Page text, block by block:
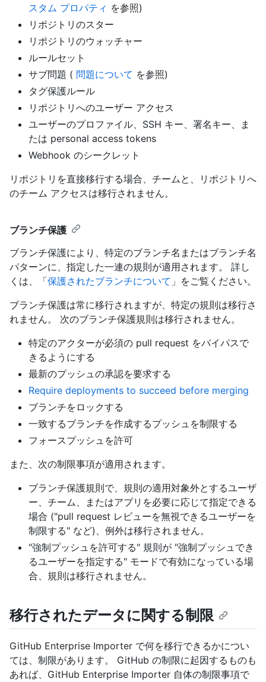
スタム プロパティ を参照)
リポジトリのスター
リポジトリのウォッチャー
ルールセット
サブ問題 ( 問題について を参照)
タグ保護ルール
リポジトリへのユーザー アクセス
ユーザーのプロファイル、SSH キー、署名キー、ま
たは personal access tokens
Webhook のシークレット
リポジトリを直接移行する場合、チームと、リポジトリへ
のチーム アクセスは移行されません。
ブランチ保護
ブランチ保護により、特定のブランチ名またはブランチ名
パターンに、指定した一連の規則が適用されます。 詳し
くは、「保護されたブランチについて 」をご覧ください。
ブランチ保護は常に移行されますが、特定の規則は移行さ
れません。 次のブランチ保護規則は移行されません。
特定のアクターが必須の pull request をバイパスで
きるようにする
最新のプッシュの承認を要求する
Require deployments to succeed before merging
ブランチをロックする
一致するブランチを作成するプッシュを制限する
フォースプッシュを許可
また、次の制限事項が適用されます。
ブランチ保護規則で、規則の適用対象外とするユーザ
ー、チーム、またはアプリを必要に応じて指定できる
場合 ("pull request レビューを無視できるユーザーを
制限する" など)、例外は移行されません。
"強制プッシュを許可する" 規則が "強制プッシュでき
るユーザーを指定する" モードで有効になっている場
合、規則は移行されません。
移行されたデータに関する制限
GitHub Enterprise Importer で何を移行できるかについ
ては、制限があります。 GitHub の制限に起因するものも
あれば、GitHub Enterprise Importer 自体の制限事項で